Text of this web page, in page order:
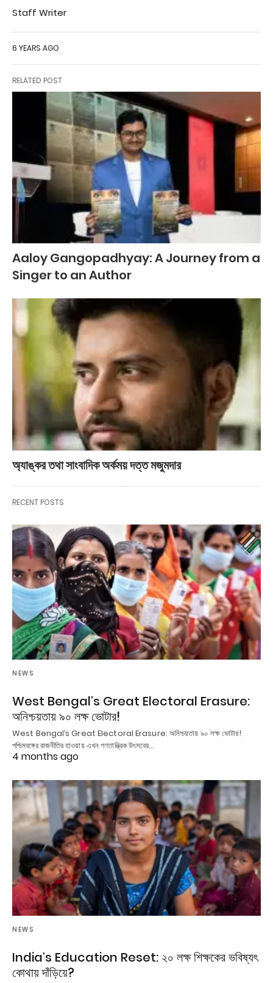
Staff Writer
6 YEARS AGO
RELATED POST
Aaloy Gangopadhyay: A Journey from a
Singer to an Author
অ্যাঙ্কর তথা সাংবাদিক অর্কময় দত্ত মজুমদার
RECENT POSTS
NEWS
West Bengal’s Great Electoral Erasure:
অনিশ্চয়তায় ৯০ লক্ষ ভোটার!
West Bengal’s Great Electoral Erasure: অনিশ্চয়তায় ৯০ লক্ষ ভোটার!
পশ্চিমবঙ্গের রাজনীতির হাওয়ায় এখন গণতান্ত্রিক উৎসবের…
4 months ago
NEWS
India’s Education Reset: ২০ লক্ষ শিক্ষকের ভবিষ্যৎ
কোথায় দাঁড়িয়ে?